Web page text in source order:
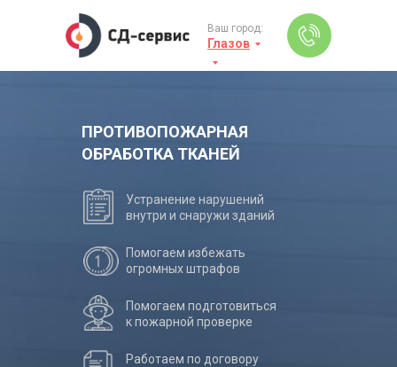
Ваш город:
Глазов
ПРОТИВОПОЖАРНАЯ
ОБРАБОТКА ТКАНЕЙ
Устранение нарушений
внутри и снаружи зданий
Помогаем избежать
огромных штрафов
Помогаем подготовиться
к пожарной проверке
Работаем по договору